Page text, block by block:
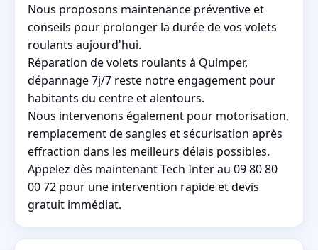
Nous proposons maintenance préventive et
conseils pour prolonger la durée de vos volets
roulants aujourd'hui.
Réparation de volets roulants à Quimper,
dépannage 7j/7 reste notre engagement pour
habitants du centre et alentours.
Nous intervenons également pour motorisation,
remplacement de sangles et sécurisation après
effraction dans les meilleurs délais possibles.
Appelez dès maintenant Tech Inter au 09 80 80
00 72 pour une intervention rapide et devis
gratuit immédiat.